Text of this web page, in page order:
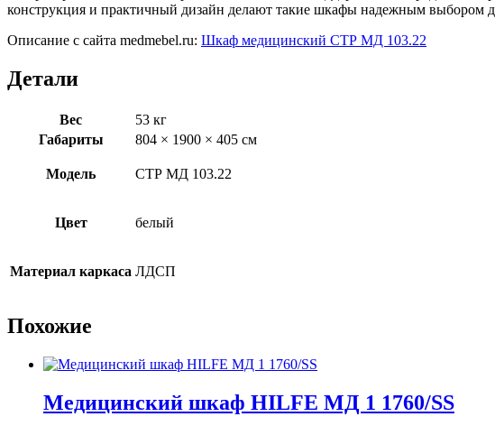
конструкция и практичный дизайн делают такие шкафы надежным выбором
Описание с сайта medmebel.ru: Шкаф медицинский СТР МД 103.22
Детали
Вес
53 кг
Габариты
804 × 1900 × 405 см
Модель СТР МД 103.22
Цвет белый
Материал каркаса ЛДСП
Похожие
Медицинский шкаф HILFE МД 1 1760/SS